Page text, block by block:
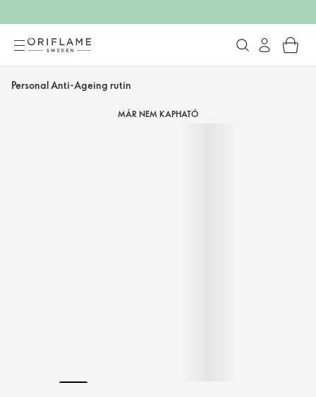
Personal Anti-Ageing rutin
MÁR NEM KAPHATÓ